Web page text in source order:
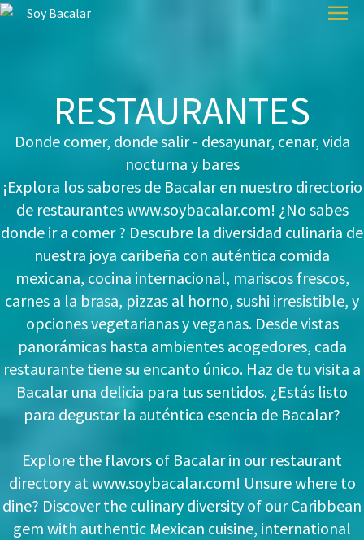
RESTAURANTES
Donde comer, donde salir - desayunar, cenar, vida
nocturna y bares
¡Explora los sabores de Bacalar en nuestro directorio
de restaurantes www.soybacalar.com! ¿No sabes
donde ir a comer ? Descubre la diversidad culinaria de
nuestra joya caribeña con auténtica comida
mexicana, cocina internacional, mariscos frescos,
carnes a la brasa, pizzas al horno, sushi irresistible, y
opciones vegetarianas y veganas. Desde vistas
panorámicas hasta ambientes acogedores, cada
restaurante tiene su encanto único. Haz de tu visita a
Bacalar una delicia para tus sentidos. ¿Estás listo
para degustar la auténtica esencia de Bacalar?
Explore the flavors of Bacalar in our restaurant
directory at www.soybacalar.com! Unsure where to
dine? Discover the culinary diversity of our Caribbean
gem with authentic Mexican cuisine, international